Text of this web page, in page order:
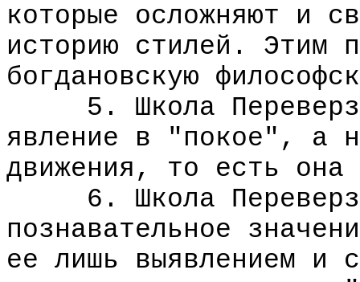
которые осложняют и
историю стилей. Этим
богдановскую
5. Школа
явление в "покое", а
движения, то есть она
6. Школа
познавательное
ее лишь выявлением и